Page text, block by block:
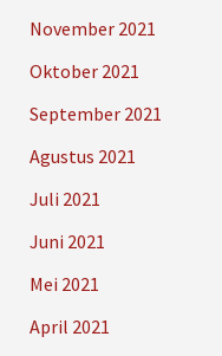
November 2021
Oktober 2021
September 2021
Agustus 2021
Juli 2021
Juni 2021
Mei 2021
April 2021